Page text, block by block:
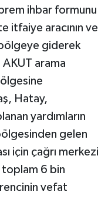
ihbar formunu
itfaiye aracının ve
giderek
AKUT arama
Hatay,
yardımların
gelen
için çağrı merkezi
6 bin
vefat